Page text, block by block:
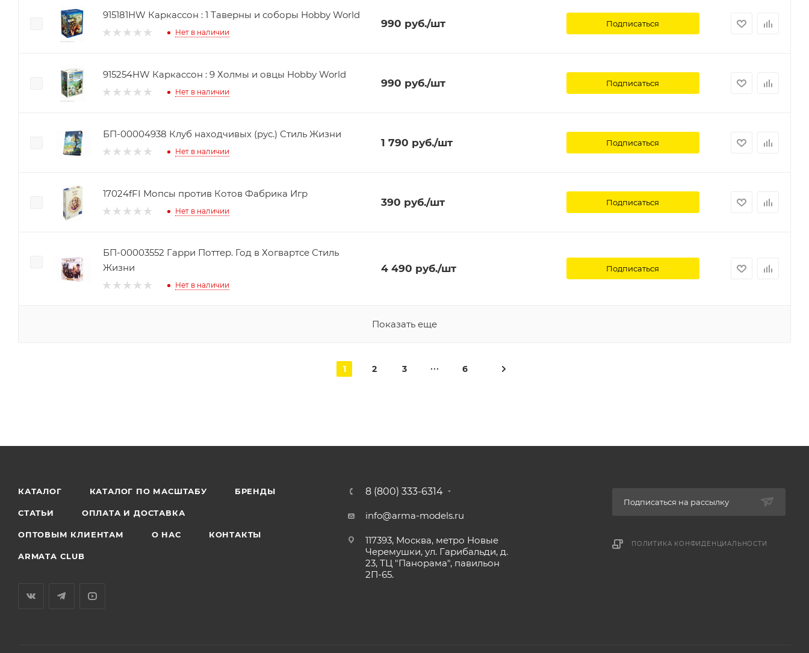
915181HW Каркассон : 1 Таверны и соборы Hobby World
Нет в наличии
990 руб./шт Подписаться
915254HW Каркассон : 9 Холмы и овцы Hobby World
Нет в наличии
990 руб./шт Подписаться
БП-00004938 Клуб находчивых (рус.) Стиль Жизни
Нет в наличии
1 790 руб./шт Подписаться
17024fFI Мопсы против Котов Фабрика Игр
Нет в наличии
390 руб./шт Подписаться
БП-00003552 Гарри Поттер. Год в Хогвартсе Стиль
Жизни
Нет в наличии
4 490 руб./шт Подписаться
Показать еще
1 2 3 6
КАТАЛОГ КАТАЛОГ ПО МАСШТАБУ БРЕНДЫ
СТАТЬИ ОПЛАТА И ДОСТАВКА
ОПТОВЫМ КЛИЕНТАМ О НАС КОНТАКТЫ
ARMATA CLUB
8 (800) 333-6314
info@arma-models.ru
117393, Москва, метро Новые
Черемушки, ул. Гарибальди, д.
23, ТЦ "Панорама", павильон
2П-65.
Подписаться на рассылку
ПОЛИТИКА КОНФИДЕНЦИАЛЬНОСТИ